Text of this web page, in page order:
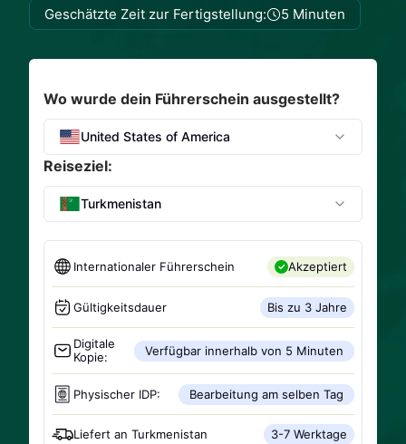
Geschätzte Zeit zur Fertigstellung: 5 Minuten
Wo wurde dein Führerschein ausgestellt?
United States of America
Reiseziel:
Turkmenistan
Internationaler Führerschein Akzeptiert
Gültigkeitsdauer Bis zu 3 Jahre
Digitale
Kopie:
Verfügbar innerhalb von 5 Minuten
Physischer IDP: Bearbeitung am selben Tag
Liefert an Turkmenistan 3-7 Werktage